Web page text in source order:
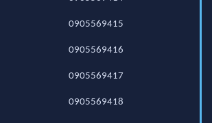
0905569415
0905569416
0905569417
0905569418